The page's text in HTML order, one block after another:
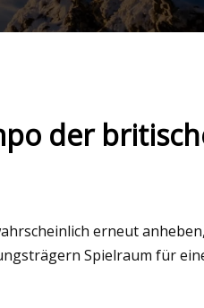
der
erneut
Spielraum für